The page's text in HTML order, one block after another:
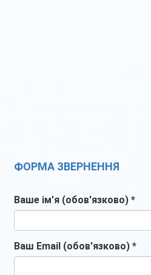
ФОРМА ЗВЕРНЕННЯ
Ваше ім'я (обов'язково) *
Ваш Email (обов'язково) *